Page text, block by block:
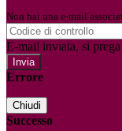
Non hai una e-mail
E-mail inviata, si
Errore
Chiudi
Successo